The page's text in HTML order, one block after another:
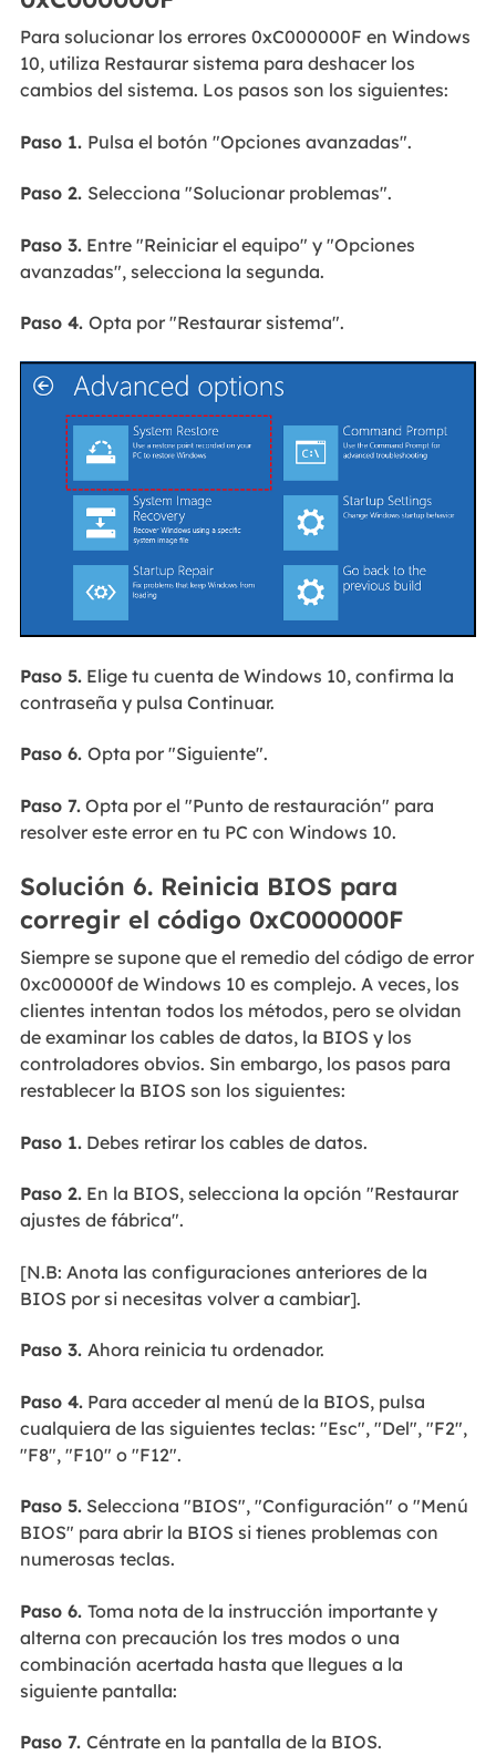
Para solucionar los errores 0xC000000F en Windows
10, utiliza Restaurar sistema para deshacer los
cambios del sistema. Los pasos son los siguientes:
Paso 1. Pulsa el botón "Opciones avanzadas".
Paso 2. Selecciona "Solucionar problemas".
Paso 3.Entre "Reiniciar el equipo" y "Opciones
avanzadas", selecciona la segunda.
Paso 4. Opta por "Restaurar sistema".
Paso 5.Elige tu cuenta de Windows 10, confirma la
contraseña y pulsa Continuar.
Paso 6. Opta por "Siguiente".
Paso 7.Opta por el "Punto de restauración" para
resolver este error en tu PC con Windows 10.
Solución 6. Reinicia BIOS para
corregir el código 0xC000000F
Siempre se supone que el remedio del código de error
0xc00000f de Windows 10 es complejo. A veces, los
clientes intentan todos los métodos, pero se olvidan
de examinar los cables de datos, la BIOS y los
controladores obvios. Sin embargo, los pasos para
restablecer la BIOS son los siguientes:
Paso 1.Debes retirar los cables de datos.
Paso 2.En la BIOS, selecciona la opción "Restaurar
ajustes de fábrica".
[N.B: Anota las configuraciones anteriores de la
BIOS por si necesitas volver a cambiar].
Paso 3. Ahora reinicia tu ordenador.
Paso 4.Para acceder al menú de la BIOS, pulsa
cualquiera de las siguientes teclas: "Esc", "Del", "F2",
"F8", "F10" o "F12".
Paso 5.Selecciona "BIOS", "Configuración" o "Menú
BIOS" para abrir la BIOS si tienes problemas con
numerosas teclas.
Paso 6. Toma nota de la instrucción importante y
alterna con precaución los tres modos o una
combinación acertada hasta que llegues a la
siguiente pantalla:
Paso 7. Céntrate en la pantalla de la BIOS.